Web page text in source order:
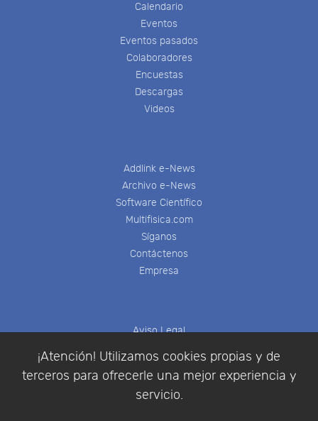
¡Atención! Utilizamos cookies propias y de
terceros para ofrecerle una mejor experiencia y
servicio.
Calendario
Eventos
Eventos pasados
Colaboradores
Encuestas
Descargas
Videos
Addlink e-News
Archivo e-News
Software Científico
Multifisica.com
Síganos
Contáctenos
Empresa
Aviso Legal
Política de Privacidad
Condiciones de compra
Identificarse